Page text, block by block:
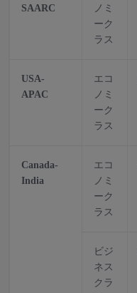
SAARC
ノミ
ーク
ラス
USA-
APAC
エコ
ノミ
ーク
ラス
Canada-
India
エコ
ノミ
ーク
ラス
ビジ
ネス
クラ